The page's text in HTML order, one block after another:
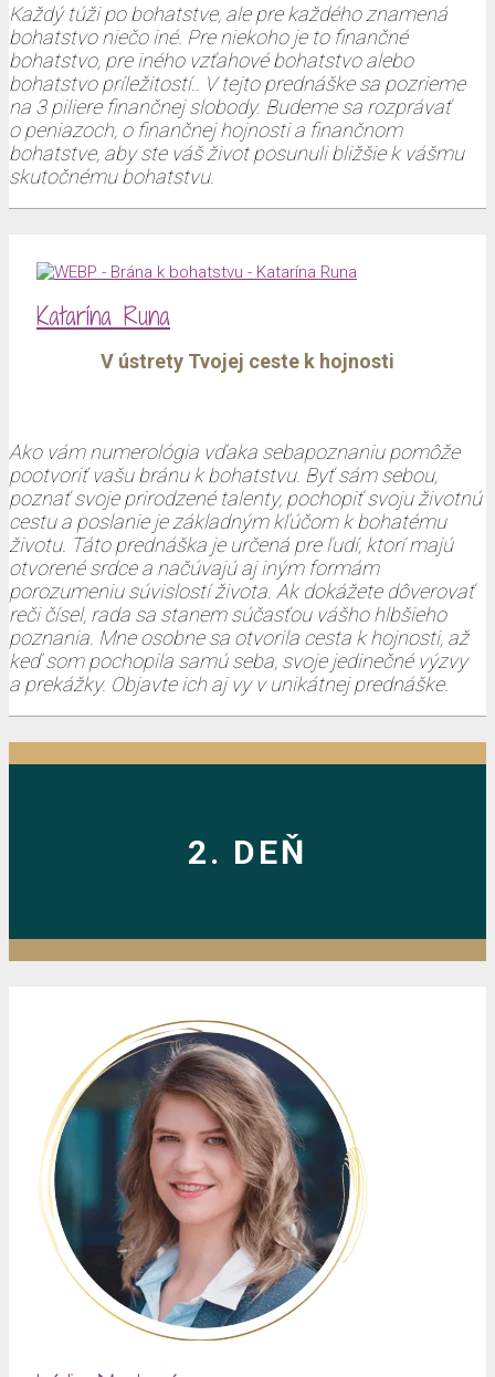
Každý túži po bohatstve, ale pre každého znamená
bohatstvo niečo iné. Pre niekoho je to finančné
bohatstvo, pre iného vzťahové bohatstvo alebo
bohatstvo príležitostí.. V tejto prednáške sa pozrieme
na 3 piliere finančnej slobody. Budeme sa rozprávať
o peniazoch, o finančnej hojnosti a finančnom
bohatstve, aby ste váš život posunuli bližšie k vášmu
skutočnému bohatstvu.
Katarína Runa
V ústrety Tvojej ceste k hojnosti
Ako vám numerológia vďaka sebapoznaniu pomôže
pootvoriť vašu bránu k bohatstvu. Byť sám sebou,
poznať svoje prirodzené talenty, pochopiť svoju životnú
cestu a poslanie je základným kľúčom k bohatému
životu. Táto prednáška je určená pre ľudí, ktorí majú
otvorené srdce a načúvajú aj iným formám
porozumeniu súvislostí života. Ak dokážete dôverovať
reči čísel, rada sa stanem súčasťou vášho hlbšieho
poznania. Mne osobne sa otvorila cesta k hojnosti, až
keď som pochopila samú seba, svoje jedinečné výzvy
a prekážky. Objavte ich aj vy v unikátnej prednáške.
2. DEŇ